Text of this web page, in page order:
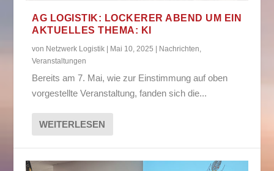
AG LOGISTIK: LOCKERER ABEND UM EIN
AKTUELLES THEMA: KI
von Netzwerk Logistik | Mai 10, 2025 | Nachrichten,
Veranstaltungen
Bereits am 7. Mai, wie zur Einstimmung auf oben
vorgestellte Veranstaltung, fanden sich die...
WEITERLESEN